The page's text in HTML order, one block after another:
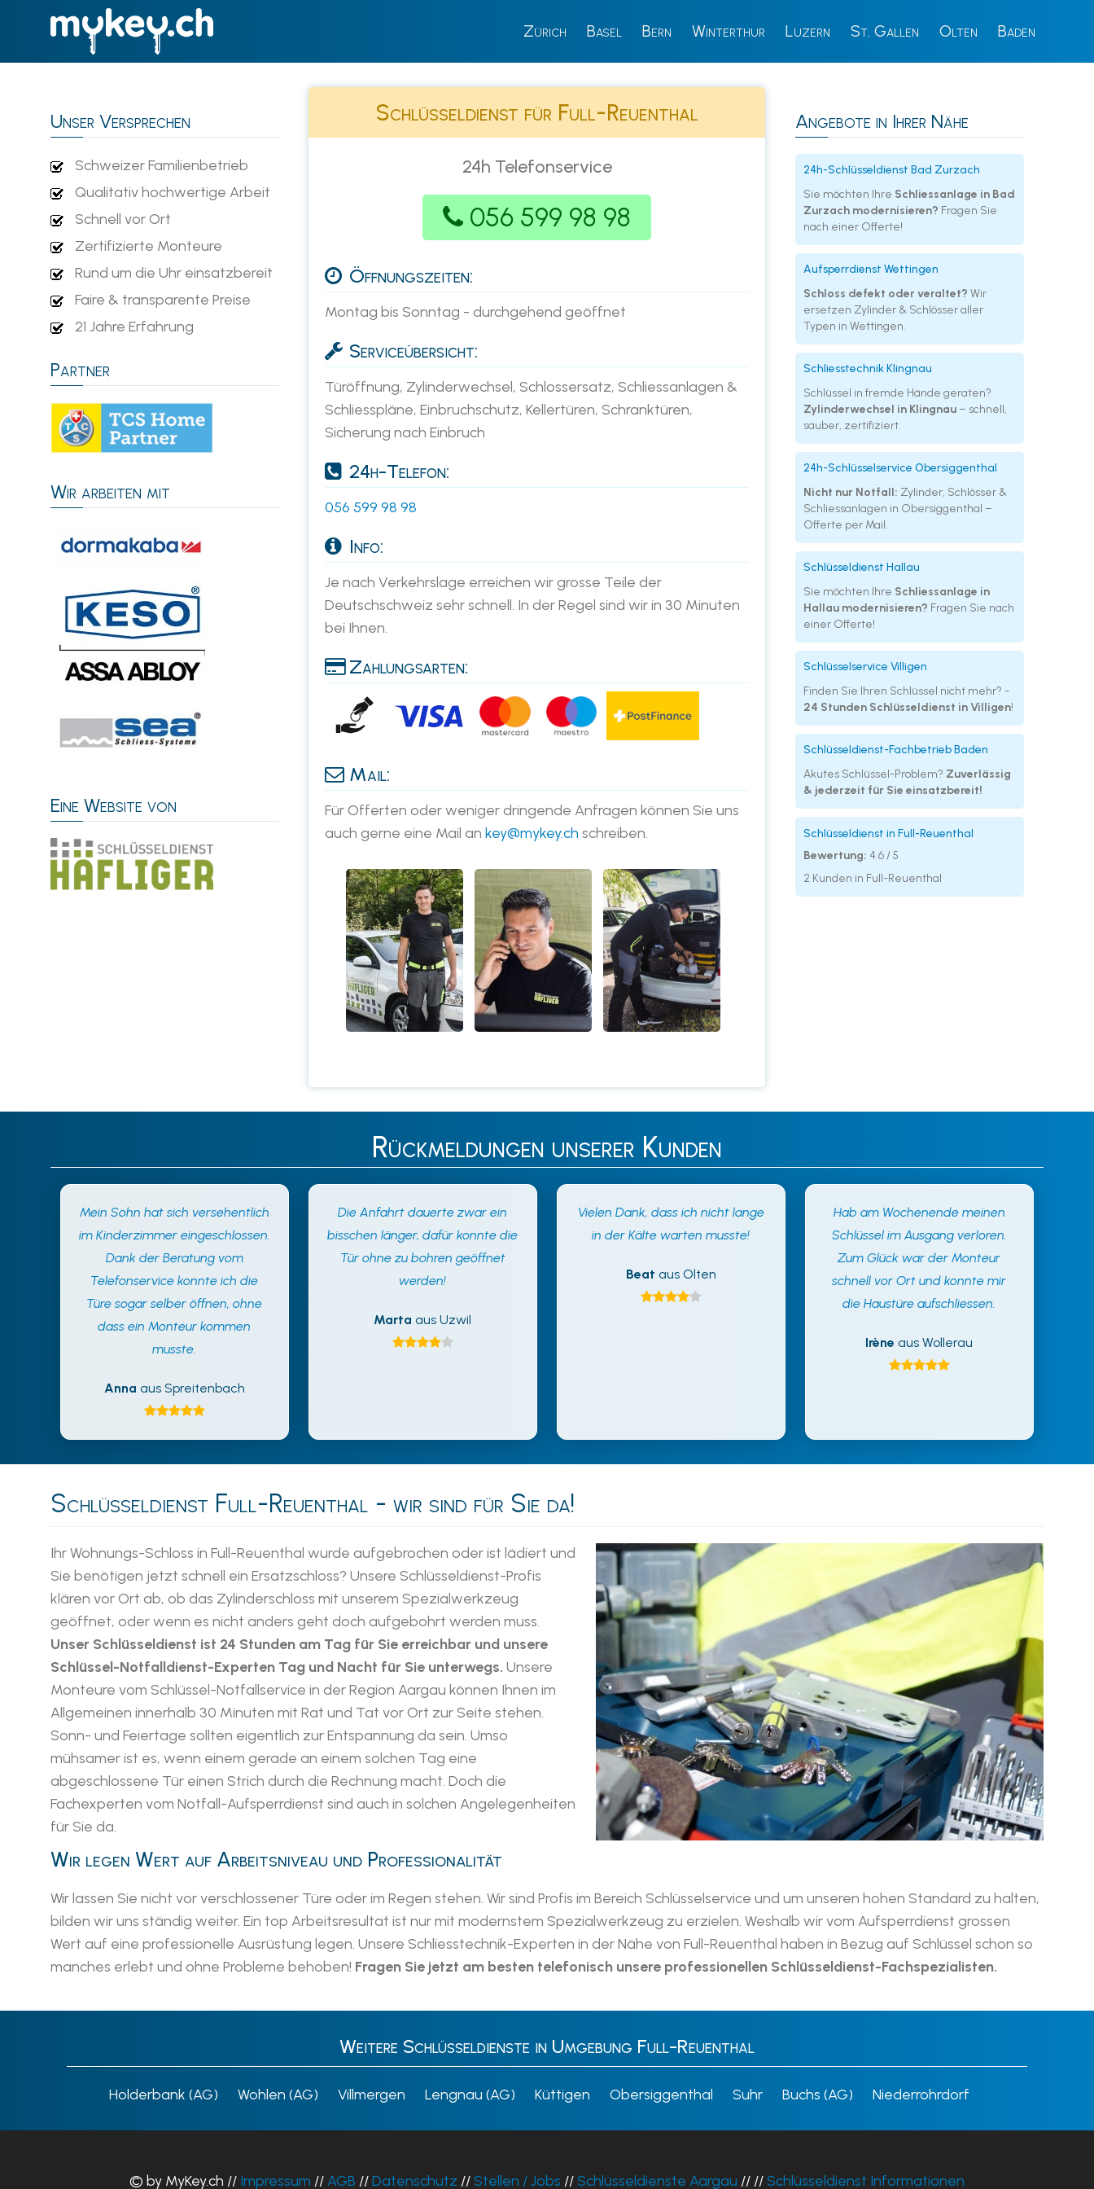
Zürich Basel Bern Winterthur Luzern St. Gallen Olten Baden
Schlüsseldienst für Full-Reuenthal
24h Telefonservice
056 599 98 98
Öffnungszeiten:
Montag bis Sonntag - durchgehend geöffnet
Serviceübersicht:
Türöffnung, Zylinderwechsel, Schlossersatz, Schliessanlagen &
Schliesspläne, Einbruchschutz, Kellertüren, Schranktüren,
Sicherung nach Einbruch
24h-Telefon:
056 599 98 98
Info:
Je nach Verkehrslage erreichen wir grosse Teile der
Deutschschweiz sehr schnell. In der Regel sind wir in 30 Minuten
bei Ihnen.
Zahlungsarten:
Mail:
Für Offerten oder weniger dringende Anfragen können Sie uns
auch gerne eine Mail ankey@mykey.ch schreiben.
Unser Versprechen
Schweizer Familienbetrieb
Qualitativ hochwertige Arbeit
Schnell vor Ort
Zertifizierte Monteure
Rund um die Uhr einsatzbereit
Faire & transparente Preise
21 Jahre Erfahrung
Partner
Wir arbeiten mit
Eine Website von
Angebote in Ihrer Nähe
24h-Schlüsseldienst Bad Zurzach
Sie möchten Ihre Schliessanlage in Bad
Zurzach modernisieren? Fragen Sie
nach einer Offerte!
Aufsperrdienst Wettingen
Schloss defekt oder veraltet? Wir
ersetzen Zylinder & Schlösser aller
Typen in Wettingen.
Schliesstechnik Klingnau
Schlüssel in fremde Hände geraten?
Zylinderwechsel in Klingnau – schnell,
sauber, zertifiziert.
24h-Schlüsselservice Obersiggenthal
Nicht nur Notfall: Zylinder, Schlösser &
Schliessanlagen in Obersiggenthal –
Offerte per Mail.
Schlüsseldienst Hallau
Sie möchten Ihre Schliessanlage in
Hallau modernisieren? Fragen Sie nach
einer Offerte!
Schlüsselservice Villigen
Finden Sie Ihren Schlüssel nicht mehr? -
24 Stunden Schlüsseldienst in Villigen!
Schlüsseldienst-Fachbetrieb Baden
Akutes Schlüssel-Problem? Zuverlässig
& jederzeit für Sie einsatzbereit!
Schlüsseldienst in Full-Reuenthal
Bewertung: 4.6 / 5
2 Kunden in Full-Reuenthal
Rückmeldungen unserer Kunden
Mein Sohn hat sich versehentlich
im Kinderzimmer eingeschlossen.
Dank der Beratung vom
Telefonservice konnte ich die
Türe sogar selber öffnen, ohne
dass ein Monteur kommen
musste.
Anna aus Spreitenbach
Die Anfahrt dauerte zwar ein
bisschen länger, dafür konnte die
Tür ohne zu bohren geöffnet
werden!
Marta aus Uzwil
Vielen Dank, dass ich nicht lange
in der Kälte warten musste!
Beat aus Olten
Hab am Wochenende meinen
Schlüssel im Ausgang verloren.
Zum Glück war der Monteur
schnell vor Ort und konnte mir
die Haustüre aufschliessen.
Irène aus Wollerau
Schlüsseldienst Full-Reuenthal - wir sind für Sie da!
Ihr Wohnungs-Schloss in Full-Reuenthal wurde aufgebrochen oder ist lädiert und
Sie benötigen jetzt schnell ein Ersatzschloss? Unsere Schlüsseldienst-Profis
klären vor Ort ab, ob das Zylinderschloss mit unserem Spezialwerkzeug
geöffnet, oder wenn es nicht anders geht doch aufgebohrt werden muss.
Unser Schlüsseldienst ist 24 Stunden am Tag für Sie erreichbar und unsere
Schlüssel-Notfalldienst-Experten Tag und Nacht für Sie unterwegs. Unsere
Monteure vom Schlüssel-Notfallservice in der Region Aargau können Ihnen im
Allgemeinen innerhalb 30 Minuten mit Rat und Tat vor Ort zur Seite stehen.
Sonn- und Feiertage sollten eigentlich zur Entspannung da sein. Umso
mühsamer ist es, wenn einem gerade an einem solchen Tag eine
abgeschlossene Tür einen Strich durch die Rechnung macht. Doch die
Fachexperten vom Notfall-Aufsperrdienst sind auch in solchen Angelegenheiten
für Sie da.
Wir legen Wert auf Arbeitsniveau und Professionalität
Wir lassen Sie nicht vor verschlossener Türe oder im Regen stehen. Wir sind Profis im Bereich Schlüsselservice und um unseren hohen Standard zu halten,
bilden wir uns ständig weiter. Ein top Arbeitsresultat ist nur mit modernstem Spezialwerkzeug zu erzielen. Weshalb wir vom Aufsperrdienst grossen
Wert auf eine professionelle Ausrüstung legen. Unsere Schliesstechnik-Experten in der Nähe von Full-Reuenthal haben in Bezug auf Schlüssel schon so
manches erlebt und ohne Probleme behoben! Fragen Sie jetzt am besten telefonisch unsere professionellen Schlüsseldienst-Fachspezialisten.
Weitere Schlüsseldienste in Umgebung Full-Reuenthal
Holderbank (AG) Wohlen (AG) Villmergen Lengnau (AG) Küttigen Obersiggenthal Suhr Buchs (AG) Niederrohrdorf
© by MyKey.ch // Impressum // AGB //Datenschutz //Stellen / Jobs //Schlüsseldienste Aargau // //Schlüsseldienst Informationen